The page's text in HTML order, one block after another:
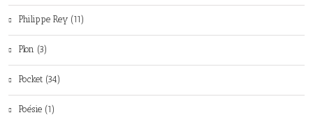
Philippe Rey (11)
Plon (3)
Pocket (34)
Poésie (1)